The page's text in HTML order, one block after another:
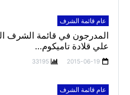
عام قائمة الشرف
المدرجون في قائمة الشرف
علي قلادة تاميكوم...
2015-06-19
33195
عام قائمة الشرف